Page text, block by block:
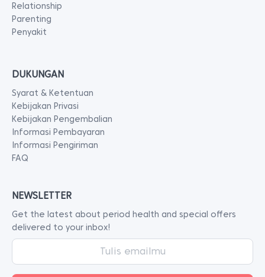
Relationship
Parenting
Penyakit
DUKUNGAN
Syarat & Ketentuan
Kebijakan Privasi
Kebijakan Pengembalian
Informasi Pembayaran
Informasi Pengiriman
FAQ
NEWSLETTER
Get the latest about period health and special offers
delivered to your inbox!